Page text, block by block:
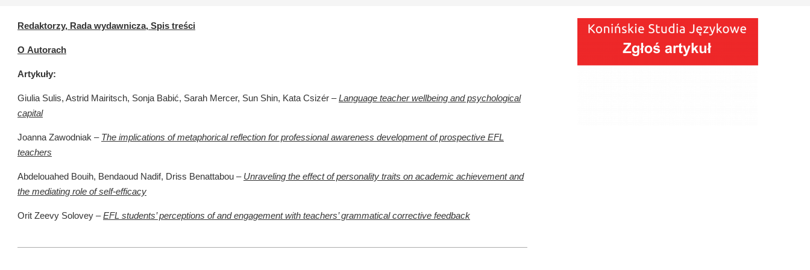
Redaktorzy, Rada wydawnicza, Spis treści
O Autorach
Artykuły:
Giulia Sulis, Astrid Mairitsch, Sonja Babić, Sarah Mercer, Sun Shin, Kata Csizér –Language teacher wellbeing and psychological
capital
Joanna Zawodniak – The implications of metaphorical reflection for professional awareness development of prospective EFL
teachers
Abdelouahed Bouih, Bendaoud Nadif, Driss Benattabou – Unraveling the effect of personality traits on academic achievement and
the mediating role of self-efficacy
Orit Zeevy Solovey –EFL students’ perceptions of and engagement with teachers’ grammatical corrective feedback